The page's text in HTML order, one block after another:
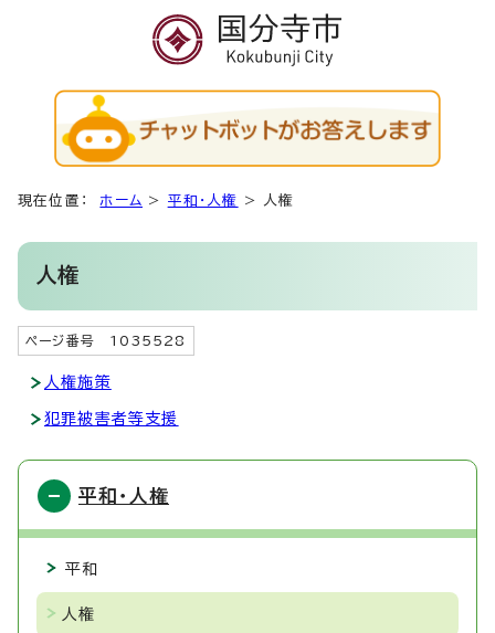
現在位置： ホーム > 平和・人権 > 人権
人権
ページ番号 1035528
人権施策
犯罪被害者等支援
平和・人権
平和
人権